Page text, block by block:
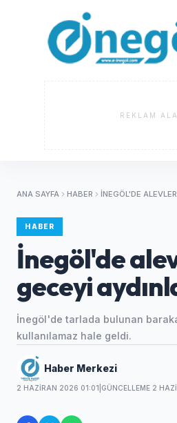
REKLAM
ANA SAYFA HABER İNEGÖL'DE
HABER
İnegöl'de
geceyi
İnegöl'de tarlada bulunan
kullanılamaz hale geldi.
Haber Merkezi
2 HAZIRAN 2026 01:01 GÜNCELLEME 2